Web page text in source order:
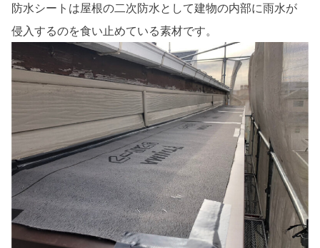
防水シートは屋根の二次防水として建物の内部に雨水が
侵入するのを食い止めている素材です。